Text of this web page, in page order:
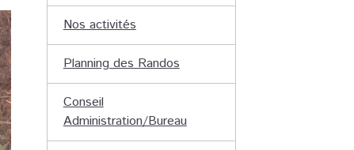
Nos activités
Planning des Randos
Conseil
Administration/Bureau